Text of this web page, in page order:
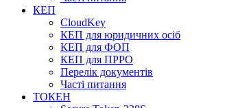
КЕП
CloudKey
КЕП для юридичних осіб
КЕП для ФОП
КЕП для ПРРО
Перелік документів
Часті питання
ТОКЕН